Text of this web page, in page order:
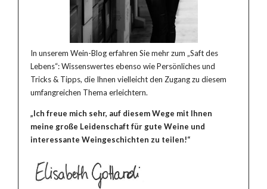
In unserem Wein-Blog erfahren Sie mehr zum „Saft des
Lebens“: Wissenswertes ebenso wie Persönliches und
Tricks & Tipps, die Ihnen vielleicht den Zugang zu diesem
umfangreichen Thema erleichtern.
„Ich freue mich sehr, auf diesem Wege mit Ihnen
meine große Leidenschaft für gute Weine und
interessante Weingeschichten zu teilen!“